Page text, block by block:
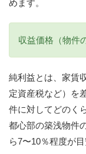
めます。
収益価格（物件
純利益とは、家賃
定資産税など）を
件に対してどのく
都心部の築浅物件
ら7〜10％程度が目